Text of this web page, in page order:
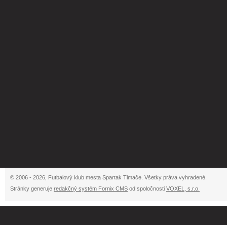
© 2006 - 2026, Futbalový klub mesta Spartak Tlmače. Všetky práva vyhradené.
Stránky generuje redakčný systém Fornix CMS od spoločnosti VOXEL, s.r.o.